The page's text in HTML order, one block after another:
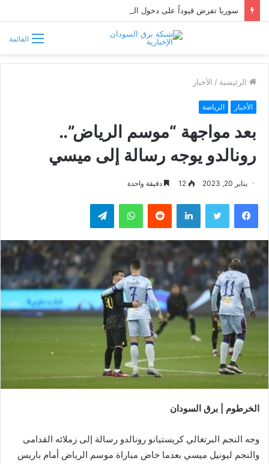
القائمة
الرئيسية / الأخبار
الأخبار الرياضة
بعد مواجهة “موسم الرياض”..
رونالدو يوجه رسالة إلى ميسي
يناير 20, 2023 12 دقيقة واحدة
فيسبوك تويتر لينكدإن واتساب تيلقرام
الخرطوم | برق السودان
وجه النجم البرتغالي كريستيانو رونالدو رسالة إلى زملائه القدامى
والنجم ليونيل ميسي بعدما خاض مباراة موسم الرياض أمام باريس